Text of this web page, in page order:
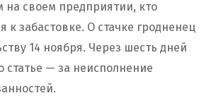
на своем предприятии, кто
к забастовке. О стачке гродненец
14 ноября. Через шесть дней
статье — за неисполнение